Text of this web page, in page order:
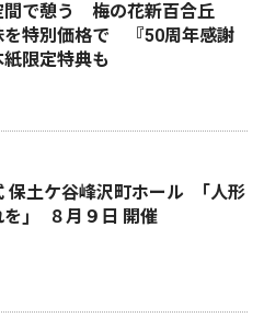
間で憩う 梅の花新百合丘
特別価格で 『50周年感謝
限定特典も
保土ケ谷峰沢町ホール ｢人形
を｣ ８月９日 開催